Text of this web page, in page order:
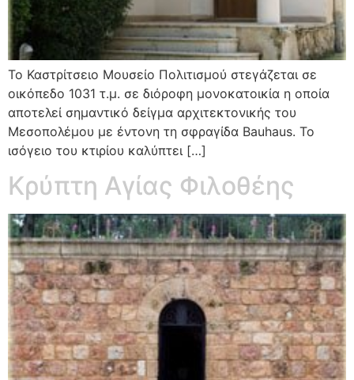
Το Καστρίτσειο Μουσείο Πολιτισμού στεγάζεται σε
οικόπεδο 1031 τ.μ. σε διόροφη μονοκατοικία η οποία
αποτελεί σημαντικό δείγμα αρχιτεκτονικής του
Μεσοπολέμου με έντονη τη σφραγίδα Bauhaus. Το
ισόγειο του κτιρίου καλύπτει […]
Κρύπτη Αγίας Φιλοθέης